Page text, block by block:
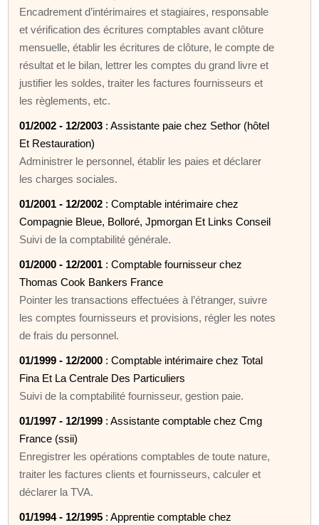
Encadrement d’intérimaires et stagiaires, responsable
et vérification des écritures comptables avant clôture
mensuelle, établir les écritures de clôture, le compte de
résultat et le bilan, lettrer les comptes du grand livre et
justifier les soldes, traiter les factures fournisseurs et
les règlements, etc.
01/2002 - 12/2003 : Assistante paie chez Sethor (hôtel
Et Restauration)
Administrer le personnel, établir les paies et déclarer
les charges sociales.
01/2001 - 12/2002 : Comptable intérimaire chez
Compagnie Bleue, Bolloré, Jpmorgan Et Links Conseil
Suivi de la comptabilité générale.
01/2000 - 12/2001 : Comptable fournisseur chez
Thomas Cook Bankers France
Pointer les transactions effectuées à l’étranger, suivre
les comptes fournisseurs et provisions, régler les notes
de frais du personnel.
01/1999 - 12/2000 : Comptable intérimaire chez Total
Fina Et La Centrale Des Particuliers
Suivi de la comptabilité fournisseur, gestion paie.
01/1997 - 12/1999 : Assistante comptable chez Cmg
France (ssii)
Enregistrer les opérations comptables de toute nature,
traiter les factures clients et fournisseurs, calculer et
déclarer la TVA.
01/1994 - 12/1995 : Apprentie comptable chez